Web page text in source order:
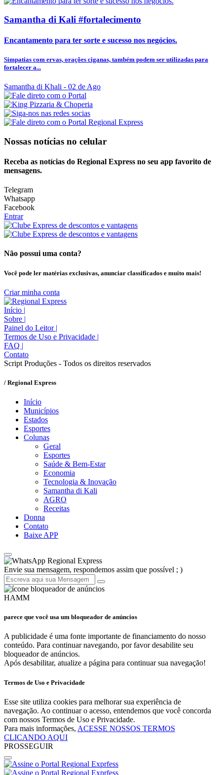
Samantha di Kali #fortalecimento
Encantamento para ter sorte e sucesso nos negócios.
Simpatias com ervas, orações ciganas, também podem ser utilizadas para
fortalecer a...
Samantha di Khali - 02 de Ago
Nossas notícias no celular
Receba as notícias do Regional Express no seu app favorito de
mensagens.
Telegram
Whatsapp
Facebook
Entrar
Não possui uma conta?
Você pode ler matérias exclusivas, anunciar classificados e muito mais!
Criar minha conta
Início |
Sobre |
Painel do Leitor |
Termos de Uso e Privacidade |
FAQ |
Contato
Script Produções - Todos os direitos reservados
/ Regional Express
Início
Municípios
Estados
Esportes
Colunas
Geral
Esportes
Saúde & Bem-Estar
Economia
Tecnologia & Inovação
Samantha di Kali
AGRO
Receitas
Donna
Contato
Baixe APP
Regional Express
Envie sua mensagem, respondemos assim que possível ; )
HAMM
parece que você usa um bloqueador de anúncios
A publicidade é uma fonte importante de financiamento do nosso
conteúdo. Para continuar navegando, por favor desabilite seu
bloqueador de anúncios.
Após desabilitar, atualize a página para continuar sua navegação!
Termos de Uso e Privacidade
Esse site utiliza cookies para melhorar sua experiência de
navegação. Ao continuar o acesso, entendemos que você concorda
com nossos Termos de Uso e Privacidade.
Para mais informações, ACESSE NOSSOS TERMOS
CLICANDO AQUI
PROSSEGUIR